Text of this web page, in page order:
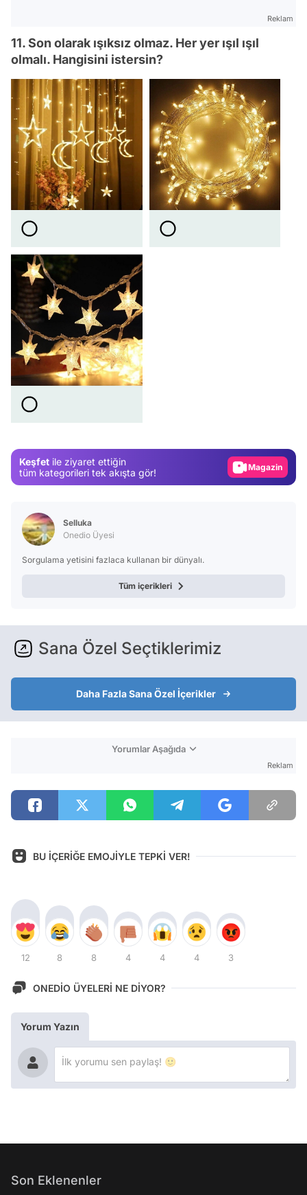
Reklam
11. Son olarak ışıksız olmaz. Her yer ışıl ışıl
olmalı. Hangisini istersin?
Keşfet ile ziyaret ettiğin
tüm kategorileri tek akışta gör!
Video
Selluka
Onedio Üyesi
Sorgulama yetisini fazlaca kullanan bir dünyalı.
Tüm içerikleri
Sana Özel Seçtiklerimiz
Daha Fazla Sana Özel İçerikler
Yorumlar Aşağıda
Reklam
BU İÇERİĞE EMOJİYLE TEPKİ VER!
12 8 8 4 4 4 3
ONEDİO ÜYELERİ NE DİYOR?
Yorum Yazın
Son Eklenenler